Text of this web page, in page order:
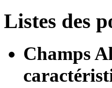
Listes des
Champs